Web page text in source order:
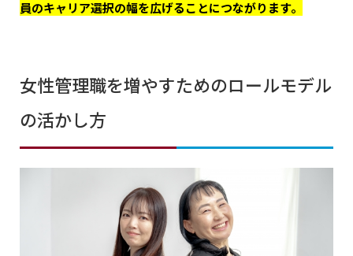
員のキャリア選択の幅を広げることにつながります。
女性管理職を増やすためのロールモデル
の活かし方